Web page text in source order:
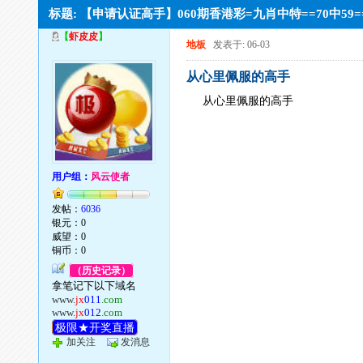
标题: 【申请认证高手】060期香港彩=九肖中特==70中
【虾皮皮】
用户组： 风云使者
发帖：6036
银元：0
威望：0
铜币：0
（历史记录）
拿笔记下以下域名
www.jx011.com
www.jx012.com
极限★开奖直播
加关注 发消息
地板 发表于: 06-03
从心里佩服的高手
从心里佩服的高手